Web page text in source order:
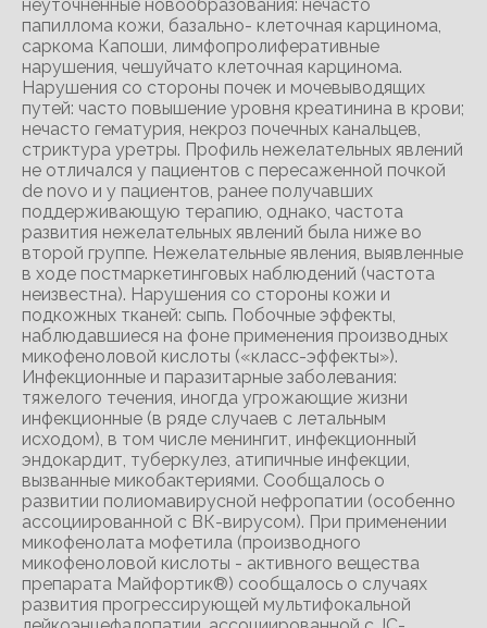
неуточненные новообразования: нечасто
папиллома кожи, базально- клеточная карцинома,
саркома Капоши, лимфопролиферативные
нарушения, чешуйчато клеточная карцинома.
Нарушения со стороны почек и мочевыводящих
путей: часто повышение уровня креатинина в крови;
нечасто гематурия, некроз почечных канальцев,
стриктура уретры. Профиль нежелательных явлений
не отличался у пациентов с пересаженной почкой
de novo и у пациентов, ранее получавших
поддерживающую терапию, однако, частота
развития нежелательных явлений была ниже во
второй группе. Нежелательные явления, выявленные
в ходе постмаркетинговых наблюдений (частота
неизвестна). Нарушения со стороны кожи и
подкожных тканей: сыпь. Побочные эффекты,
наблюдавшиеся на фоне применения производных
микофеноловой кислоты («класс-эффекты»).
Инфекционные и паразитарные заболевания:
тяжелого течения, иногда угрожающие жизни
инфекционные (в ряде случаев с летальным
исходом), в том числе менингит, инфекционный
эндокардит, туберкулез, атипичные инфекции,
вызванные микобактериями. Сообщалось о
развитии полиомавирусной нефропатии (особенно
ассоциированной с ВК-вирусом). При применении
микофенолата мофетила (производного
микофеноловой кислоты - активного вещества
препарата Майфортик®) сообщалось о случаях
развития прогрессирующей мультифокальной